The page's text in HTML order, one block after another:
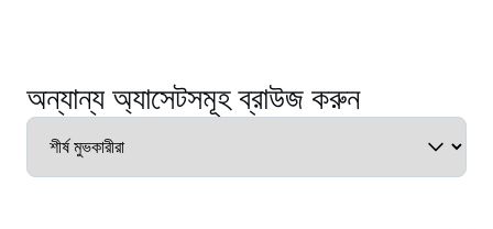
অন্যান্য অ্যাসেটসমূহ ব্রাউজ করুন